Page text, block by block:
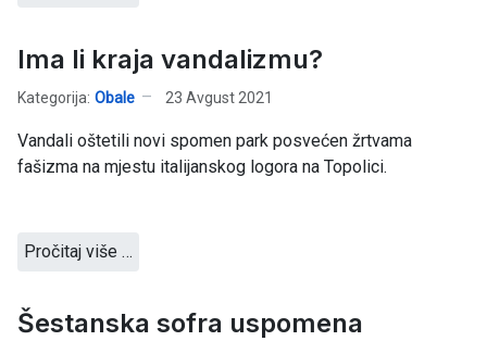
Ima li kraja vandalizmu?
Kategorija: Obale 23 Avgust 2021
Vandali oštetili novi spomen park posvećen žrtvama
fašizma na mjestu italijanskog logora na Topolici.
Pročitaj više …
Šestanska sofra uspomena